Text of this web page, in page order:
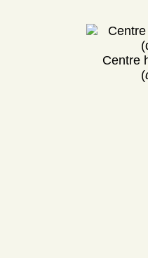
Centre
(